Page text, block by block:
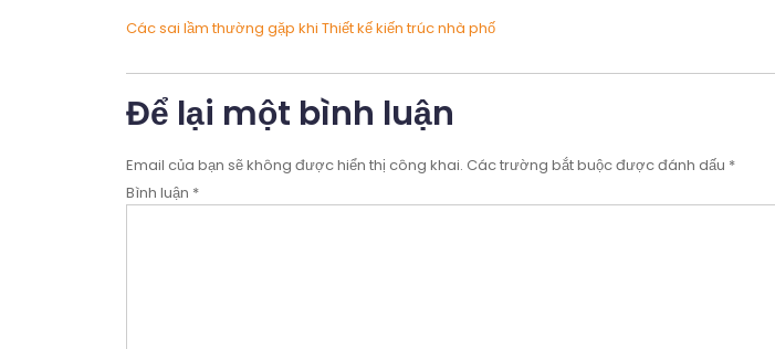
Điều
hướng
bài
Các sai lầm thường gặp khi Thiết kế kiến trúc nhà phố
Để lại một bình luận
Email của bạn sẽ không được hiển thị công khai. Các trường bắt buộc được đánh dấu *
Bình luận *